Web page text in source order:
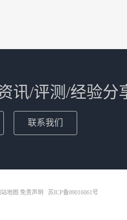
讯/评测/经验分
联系我们
站地图 免责声明 苏ICP备09016061号